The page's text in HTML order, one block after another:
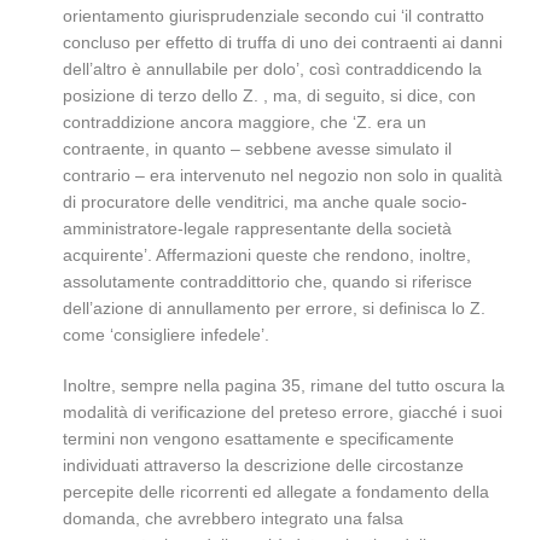
orientamento giurisprudenziale secondo cui ‘il contratto
concluso per effetto di truffa di uno dei contraenti ai danni
dell’altro è annullabile per dolo’, così contraddicendo la
posizione di terzo dello Z. , ma, di seguito, si dice, con
contraddizione ancora maggiore, che ‘Z. era un
contraente, in quanto – sebbene avesse simulato il
contrario – era intervenuto nel negozio non solo in qualità
di procuratore delle venditrici, ma anche quale socio-
amministratore-legale rappresentante della società
acquirente’. Affermazioni queste che rendono, inoltre,
assolutamente contraddittorio che, quando si riferisce
dell’azione di annullamento per errore, si definisca lo Z.
come ‘consigliere infedele’.
Inoltre, sempre nella pagina 35, rimane del tutto oscura la
modalità di verificazione del preteso errore, giacché i suoi
termini non vengono esattamente e specificamente
individuati attraverso la descrizione delle circostanze
percepite delle ricorrenti ed allegate a fondamento della
domanda, che avrebbero integrato una falsa